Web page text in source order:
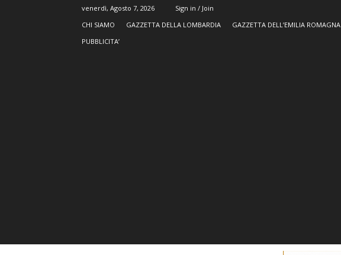
venerdì, Agosto 7, 2026
Sign in / Join
CHI SIAMO
GAZZETTA DELLA LOMBARDIA GAZZETTA DELL’EMILIA ROMAGNA
PUBBLICITA’